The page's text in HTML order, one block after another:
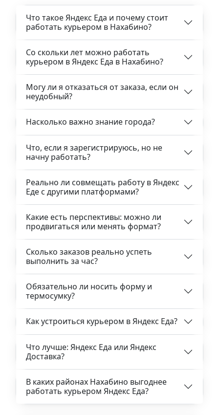
Что такое Яндекс Еда и почему стоит
работать курьером в Нахабино?
Со скольки лет можно работать
курьером в Яндекс Еда в Нахабино?
Могу ли я отказаться от заказа, если он
неудобный?
Насколько важно знание города?
Что, если я зарегистрируюсь, но не
начну работать?
Реально ли совмещать работу в Яндекс
Еде с другими платформами?
Какие есть перспективы: можно ли
продвигаться или менять формат?
Сколько заказов реально успеть
выполнить за час?
Обязательно ли носить форму и
термосумку?
Как устроиться курьером в Яндекс Еда?
Что лучше: Яндекс Еда или Яндекс
Доставка?
В каких районах Нахабино выгоднее
работать курьером Яндекс Еда?